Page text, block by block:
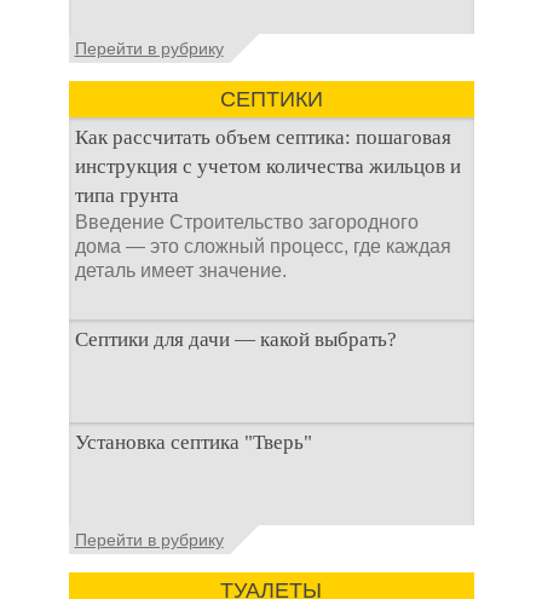
не самым приятным
Общие сведения об
Антисептик для
выгребных ям – это
специальные
Перейти в рубрику
СЕПТИКИ
Как рассчитать объем септика: пошаговая
инструкция с учетом количества жильцов и
типа грунта
Введение Строительство загородного
дома — это сложный процесс, где каждая
деталь имеет значение.
Септики для дачи — какой выбрать?
При строительстве дачи одной из
первоочередных задач становится
Установка септика "Тверь"
Установка септика Тверь - важнейший
аспект утилизации сточных вод в частных
домах и на загородных
Перейти в рубрику
ТУАЛЕТЫ